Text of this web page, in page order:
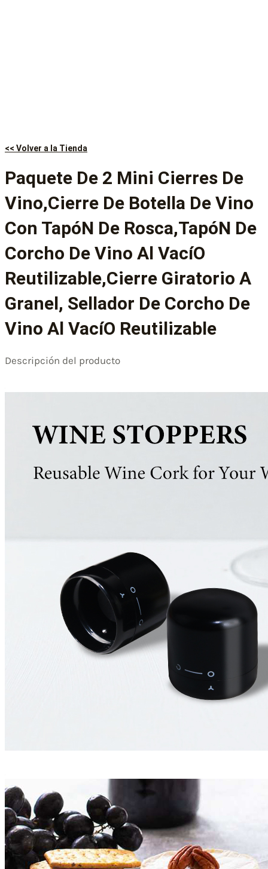
<< Volver a la Tienda
Paquete De 2 Mini Cierres De
Vino,Cierre De Botella De Vino
Con TapóN De Rosca,TapóN De
Corcho De Vino Al VacíO
Reutilizable,Cierre Giratorio A
Granel, Sellador De Corcho De
Vino Al VacíO Reutilizable
Descripción del producto